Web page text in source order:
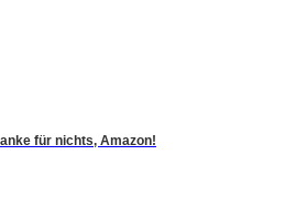
für nichts, Amazon!